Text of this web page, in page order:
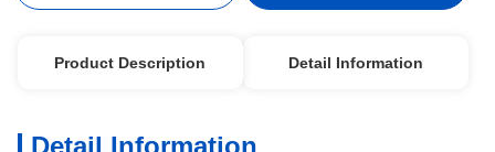
Detail Information
Product Description
Detail Information